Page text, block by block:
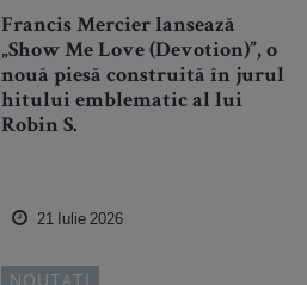
Francis Mercier lansează
„Show Me Love (Devotion)”, o
nouă piesă construită în jurul
hitului emblematic al lui
Robin S.
21 Iulie 2026
NOUTATI